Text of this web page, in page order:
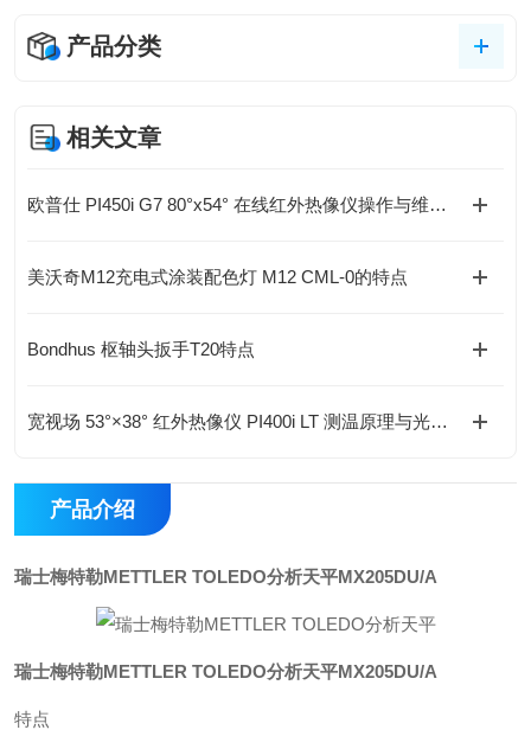
产品分类
相关文章
欧普仕 PI450i G7 80°x54° 在线红外热像仪操作与维护指南
美沃奇M12充电式涂装配色灯 M12 CML-0的特点
Bondhus 枢轴头扳手T20特点
宽视场 53°×38° 红外热像仪 PI400i LT 测温原理与光学结构分析
产品介绍
瑞士梅特勒METTLER TOLEDO分析天平MX205DU/A
瑞士梅特勒METTLER TOLEDO分析天平MX205DU/A
特点